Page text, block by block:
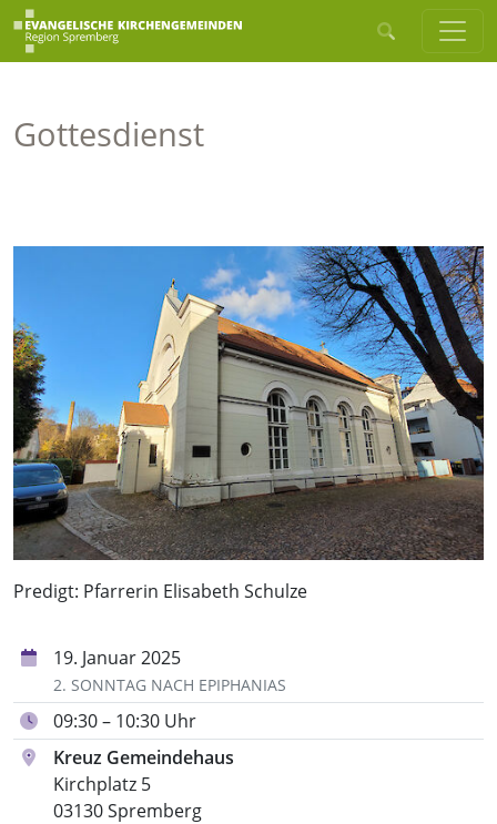
Gottesdienst
Predigt: Pfarrerin Elisabeth Schulze
19. Januar 2025
2. SONNTAG NACH EPIPHANIAS
09:30 – 10:30 Uhr
Kreuz Gemeindehaus
Kirchplatz 5
03130 Spremberg